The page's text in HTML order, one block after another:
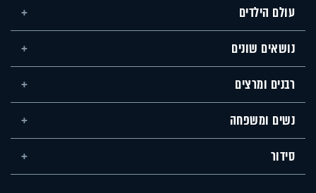
עולם הילדים
נושאים שונים
רבנים ומרצים
נשים ומשפחה
סידור